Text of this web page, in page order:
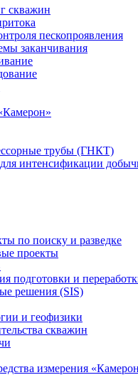
скважин
пескопроявления
заканчивания
трубы (ГНКТ)
интенсификации
по поиску и разведке
проекты
подготовки и
решения (SIS)
и геофизики
скважин
измерения